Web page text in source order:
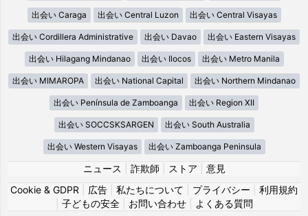
出会い Caraga 出会い Central Luzon 出会い Central Visayas
出会い Cordillera Administrative 出会い Davao 出会い Eastern Visayas
出会い Hilagang Mindanao 出会い Ilocos 出会い Metro Manila
出会い MIMAROPA 出会い National Capital 出会い Northern Mindanao
出会い Península de Zamboanga 出会い Region XII
出会い SOCCSKSARGEN 出会い South Australia
出会い Western Visayas 出会い Zamboanga Peninsula
ニュース 詐欺師 ストア
意見
Cookie & GDPR
広告 私たちについて プライバシー
利用規約
子どもの安全| お問い合わせ| よくある質問